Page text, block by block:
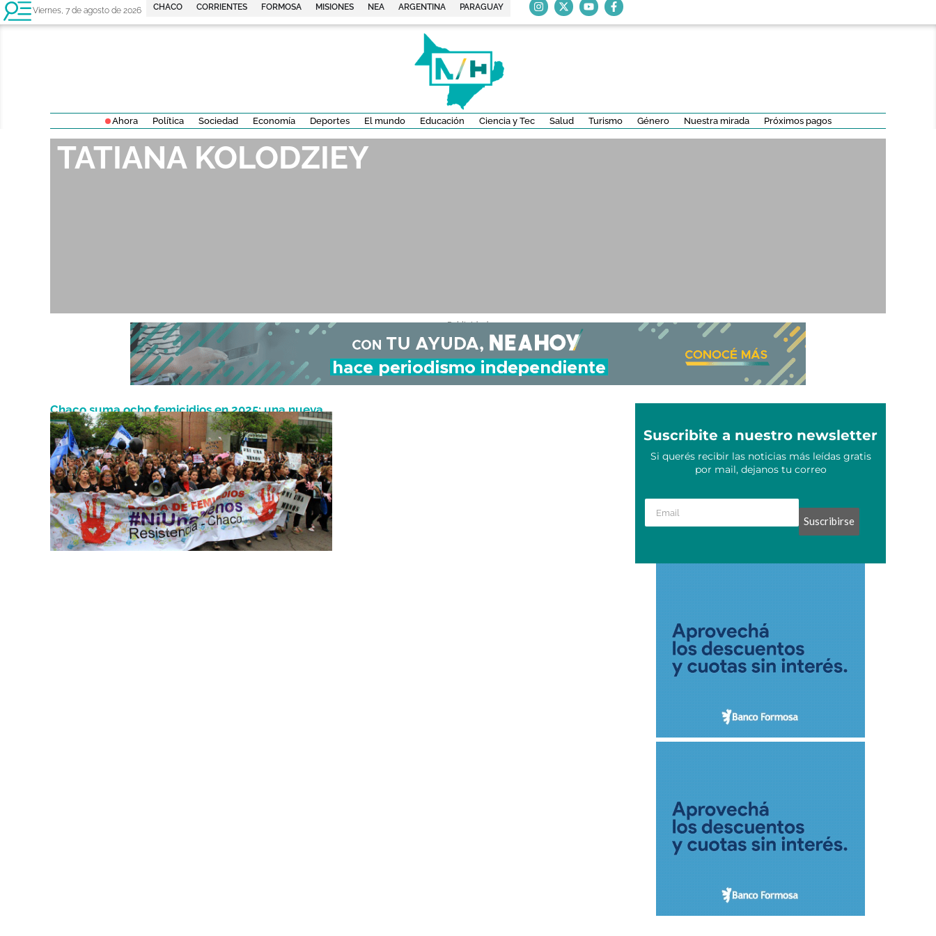
Viernes, 7 de agosto de 2026 CHACO CORRIENTES FORMOSA MISIONES NEA ARGENTINA PARAGUAY
Ahora Política Sociedad Economía Deportes El mundo Educación Ciencia y Tec Salud Turismo Género Nuestra mirada Próximos pagos
TATIANA KOLODZIEY
- Publicidad -
Chaco suma ocho femicidios en 2025: una nueva
víctima reabre el reclamo por políticas de género
Julio 29, 2025
Suscribite a nuestro newsletter
Si querés recibir las noticias más leídas gratis
por mail, dejanos tu correo
Suscribirse